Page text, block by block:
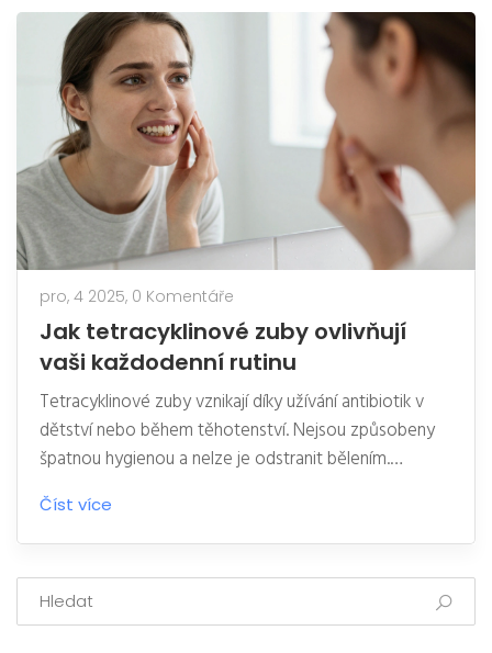
pro, 4 2025, 0 Komentáře
Jak tetracyklinové zuby ovlivňují
vaši každodenní rutinu
Tetracyklinové zuby vznikají díky užívání antibiotik v
dětství nebo během těhotenství. Nejsou způsobeny
špatnou hygienou a nelze je odstranit bělením.
Zjistěte, jak ovlivňují každodenní život a jak je možné
léčit.
Číst více